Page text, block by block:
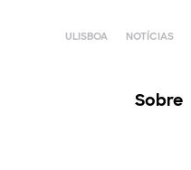
ULISBOA NOTÍCIAS
Sobre